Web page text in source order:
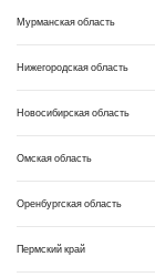
Мурманская область
Нижегородская область
Новосибирская область
Омская область
Оренбургская область
Пермский край